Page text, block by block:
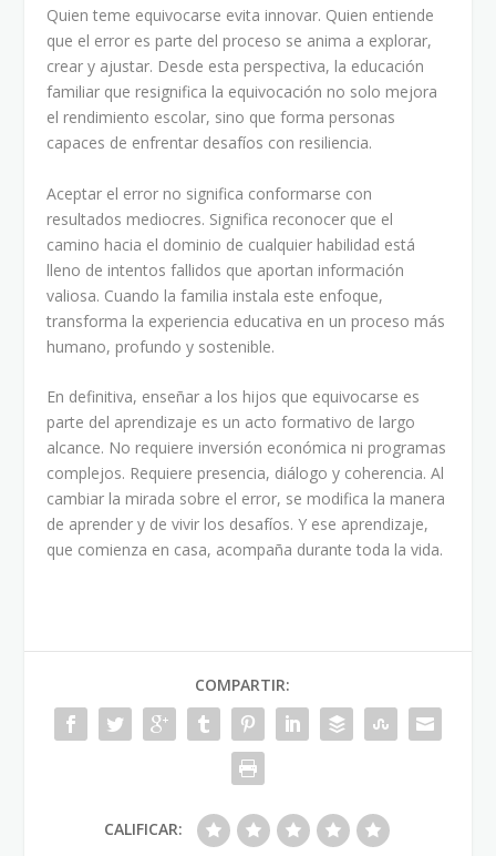
Quien teme equivocarse evita innovar. Quien entiende
que el error es parte del proceso se anima a explorar,
crear y ajustar. Desde esta perspectiva, la educación
familiar que resignifica la equivocación no solo mejora
el rendimiento escolar, sino que forma personas
capaces de enfrentar desafíos con resiliencia.
Aceptar el error no significa conformarse con
resultados mediocres. Significa reconocer que el
camino hacia el dominio de cualquier habilidad está
lleno de intentos fallidos que aportan información
valiosa. Cuando la familia instala este enfoque,
transforma la experiencia educativa en un proceso más
humano, profundo y sostenible.
En definitiva, enseñar a los hijos que equivocarse es
parte del aprendizaje es un acto formativo de largo
alcance. No requiere inversión económica ni programas
complejos. Requiere presencia, diálogo y coherencia. Al
cambiar la mirada sobre el error, se modifica la manera
de aprender y de vivir los desafíos. Y ese aprendizaje,
que comienza en casa, acompaña durante toda la vida.
COMPARTIR:
CALIFICAR: